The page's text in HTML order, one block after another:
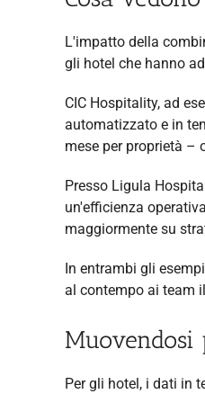
L'impatto della
gli hotel che hanno
CIC Hospitality, ad
automatizzato e in
mese per proprietà –
Presso Ligula
un'efficienza
maggiormente su
In entrambi gli
al contempo ai team
Muovendosi
Per gli hotel, i dati in